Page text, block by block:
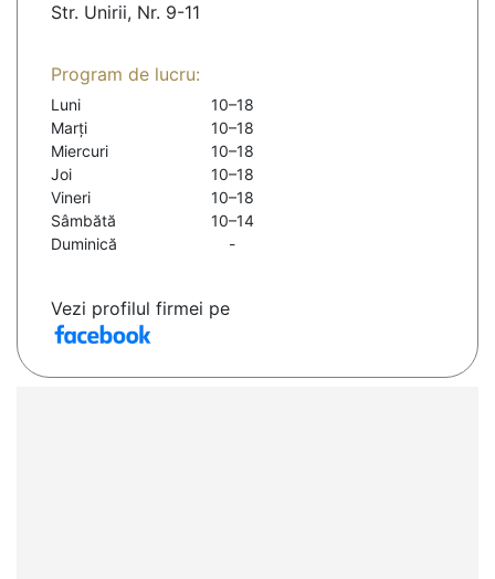
Str. Unirii, Nr. 9-11
Program de lucru:
Luni
10–18
Marți
10–18
Miercuri
10–18
Joi
10–18
Vineri
10–18
Sâmbătă
10–14
Duminică
-
Vezi profilul firmei pe